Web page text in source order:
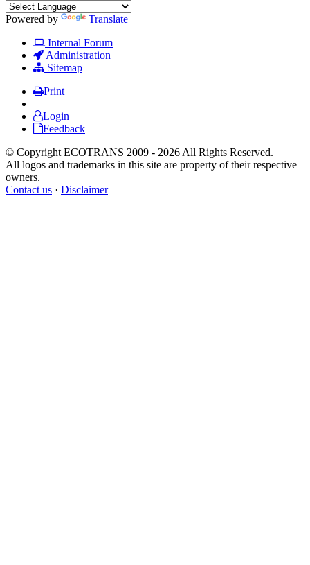
Powered by
Translate
Internal Forum
Administration
Sitemap
Print
Login
Feedback
© Copyright ECOTRANS 2009 - 2026 All Rights Reserved.
All logos and trademarks in this site are property of their respective
owners.
Contact us · Disclaimer